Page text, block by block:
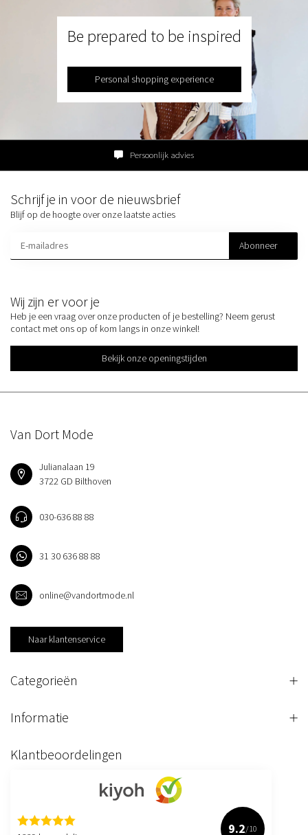
Be prepared to be inspired
Personal shopping experience
Persoonlijk advies
Wij zijn er voor je
Heb je een vraag over onze producten of je bestelling? Neem gerust
contact met ons op of kom langs in onze winkel!
Bekijk onze openingstijden
Schrijf je in voor de nieuwsbrief
Blijf op de hoogte over onze laatste acties
Abonneer
Van Dort Mode
Julianalaan 19
3722 GD Bilthoven
030-636 88 88
31 30 636 88 88
online@vandortmode.nl
Naar klantenservice
Categorieën
Informatie
Klantbeoordelingen
9.2/10